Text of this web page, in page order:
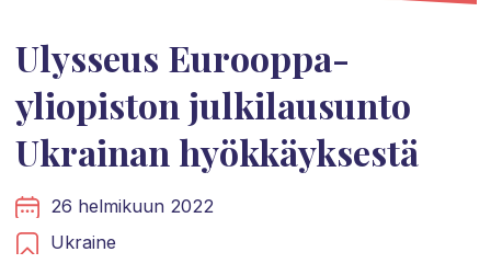
Ulysseus Eurooppa-
yliopiston julkilausunto
Ukrainan hyökkäyksestä
26 helmikuun 2022
Ukraine